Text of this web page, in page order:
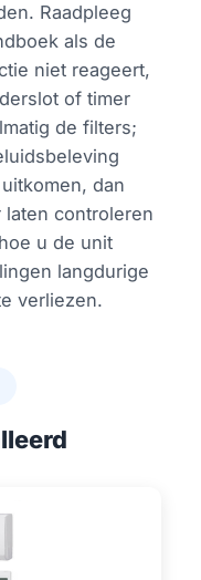
Raadpleeg
als de
niet reageert,
of timer
de filters;
dan
controleren
u de unit
langdurige
verliezen.